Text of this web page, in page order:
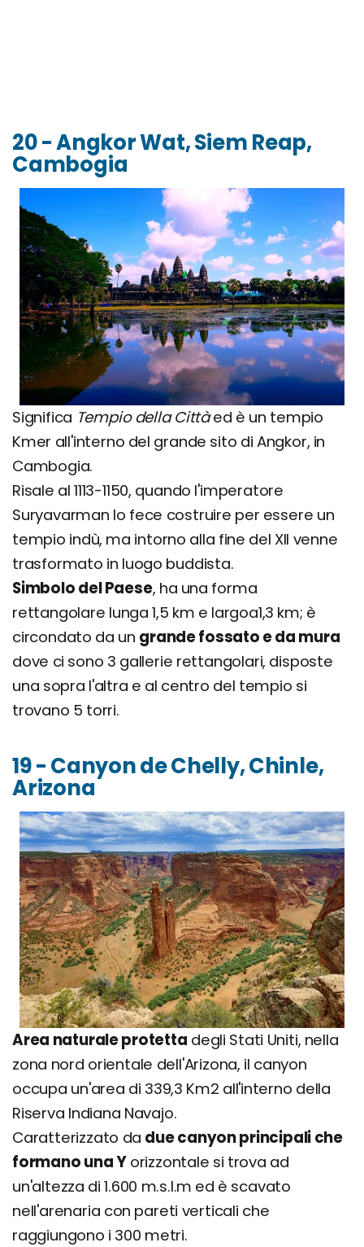
20 - Angkor Wat, Siem Reap,
Cambogia
Significa Tempio della Cittàed è un tempio
Kmer all'interno del grande sito di Angkor, in
Cambogia.
Risale al 1113-1150, quando l'imperatore
Suryavarman lo fece costruire per essere un
tempio indù, ma intorno alla fine del XII venne
trasformato in luogo buddista.
Simbolo del Paese, ha una forma
rettangolare lunga 1,5 km e largoa1,3 km; è
circondato da un grande fossato e da mura
dove ci sono 3 gallerie rettangolari, disposte
una sopra l'altra e al centro del tempio si
trovano 5 torri.
19 - Canyon de Chelly, Chinle,
Arizona
Area naturale protetta degli Stati Uniti, nella
zona nord orientale dell'Arizona, il canyon
occupa un'area di 339,3 Km2 all'interno della
Riserva Indiana Navajo.
Caratterizzato da due canyon principali che
formano una Yorizzontale si trova ad
un'altezza di 1.600 m.s.l.m ed è scavato
nell'arenaria con pareti verticali che
raggiungono i 300 metri.